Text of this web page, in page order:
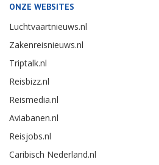
ONZE WEBSITES
Luchtvaartnieuws.nl
Zakenreisnieuws.nl
Triptalk.nl
Reisbizz.nl
Reismedia.nl
Aviabanen.nl
Reisjobs.nl
Caribisch Nederland.nl